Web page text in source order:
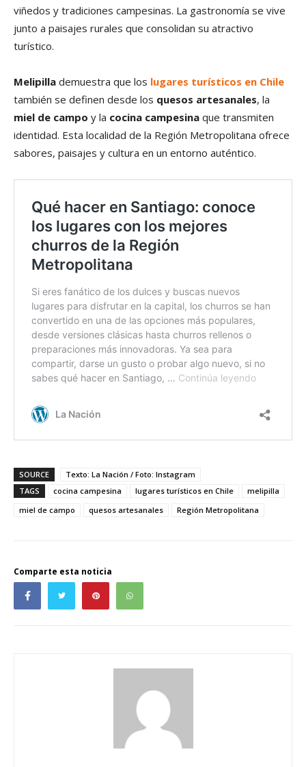
viñedos y tradiciones campesinas. La gastronomía se vive
junto a paisajes rurales que consolidan su atractivo
turístico.
Melipilla demuestra que los lugares turísticos en Chile
también se definen desde los quesos artesanales, la
miel de campo y la cocina campesina que transmiten
identidad. Esta localidad de la Región Metropolitana ofrece
sabores, paisajes y cultura en un entorno auténtico.
SOURCE
Texto: La Nación / Foto: Instagram
TAGS
cocina campesina lugares turísticos en Chile
melipilla
miel de campo
quesos artesanales Región Metropolitana
Comparte esta noticia